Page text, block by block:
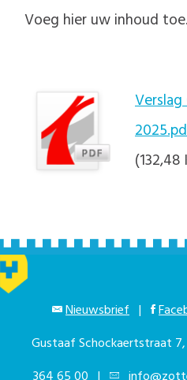
Voeg hier uw inhoud toe.
Verslag
(132,48
Nieuwsbrief |
Gustaaf Schockaertstraat